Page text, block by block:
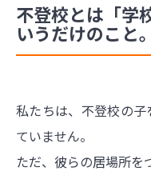
不登校とは「学
いうだけのこと。
私たちは、不登校の
ていません。
ただ、彼らの居場所を